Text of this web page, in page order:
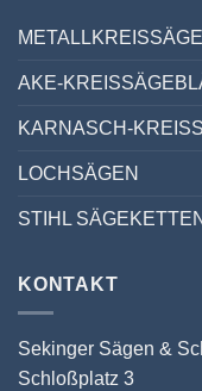
AKE-
KARNASCH-
LOCHSÄGEN
STIHL SÄGEKETTEN
KONTAKT
Sekinger Sägen &
Schloßplatz 3